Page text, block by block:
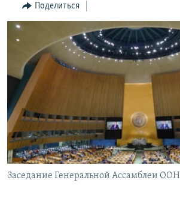
поискуЎЗБЕКЧА
ТОҶИКӢ
TÜRKMENÇE
Все сайты РСЕ/РС
Поделиться
Заседание Генеральной Ассамблеи ООН